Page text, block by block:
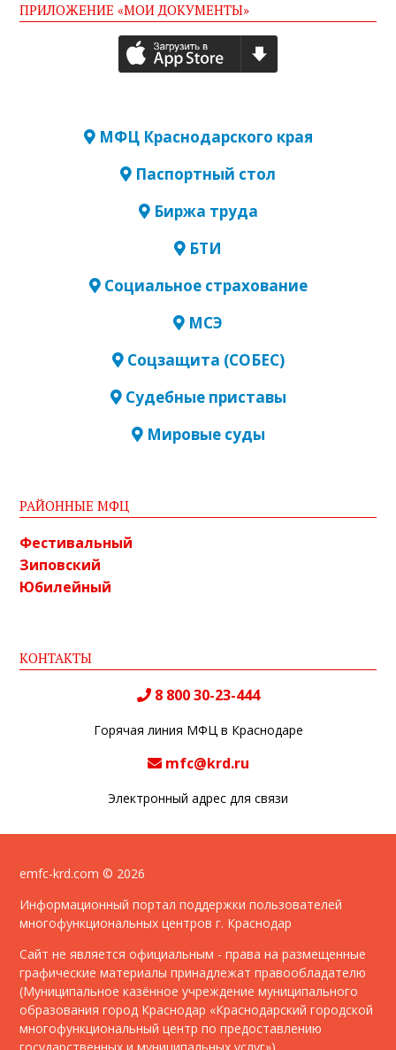
ПРИЛОЖЕНИЕ «МОИ ДОКУМЕНТЫ»
МФЦ Краснодарского края
Паспортный стол
Биржа труда
БТИ
Социальное страхование
МСЭ
Соцзащита (СОБЕС)
Судебные приставы
Мировые суды
РАЙОННЫЕ МФЦ
Фестивальный
Зиповский
Юбилейный
КОНТАКТЫ
8 800 30-23-444
Горячая линия МФЦ в Краснодаре
mfc@krd.ru
Электронный адрес для связи
emfc-krd.com © 2026
Информационный портал поддержки пользователей
многофункциональных центров г. Краснодар
Сайт не является официальным - права на размещенные
графические материалы принадлежат правообладателю
(Муниципальное казённое учреждение муниципального
образования город Краснодар «Краснодарский городской
многофункциональный центр по предоставлению